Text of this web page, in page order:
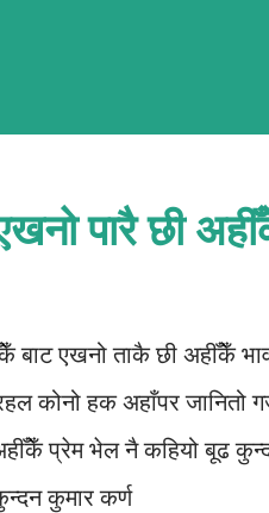
पृष्ठपोषण प्रदान
'मैथिली गजल पाठशाला'सँ
पारै छी
बाट एखनो ताकै छी अहीँकेँ
कोनो हक अहाँपर जानितो
प्रेम भेल नै कहियो बूढ
कुमार कर्ण